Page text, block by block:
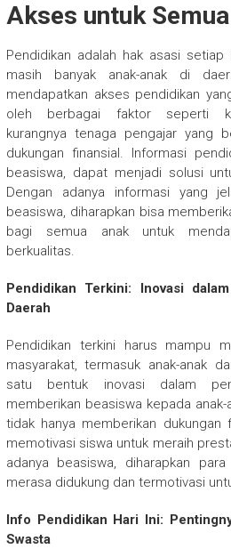
Akses untuk
Pendidikan adalah hak asasi setiap
masih banyak anak-anak di
mendapatkan akses pendidikan
oleh berbagai faktor seperti
kurangnya tenaga pengajar yang
dukungan finansial. Informasi
beasiswa, dapat menjadi solusi
Dengan adanya informasi yang
beasiswa, diharapkan bisa
bagi semua anak untuk
berkualitas.
Pendidikan Terkini: Inovasi
Daerah
Pendidikan terkini harus mampu
masyarakat, termasuk anak-anak
satu bentuk inovasi dalam
memberikan beasiswa kepada
tidak hanya memberikan
memotivasi siswa untuk meraih
adanya beasiswa, diharapkan
merasa didukung dan termotivasi
Info Pendidikan Hari Ini:
Swasta